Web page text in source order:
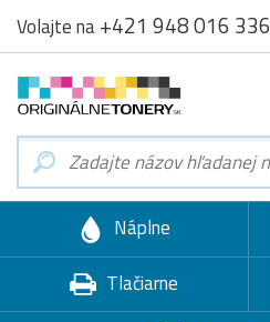
Volajte na+421 948 016 336
Náplne
Tlačiarne